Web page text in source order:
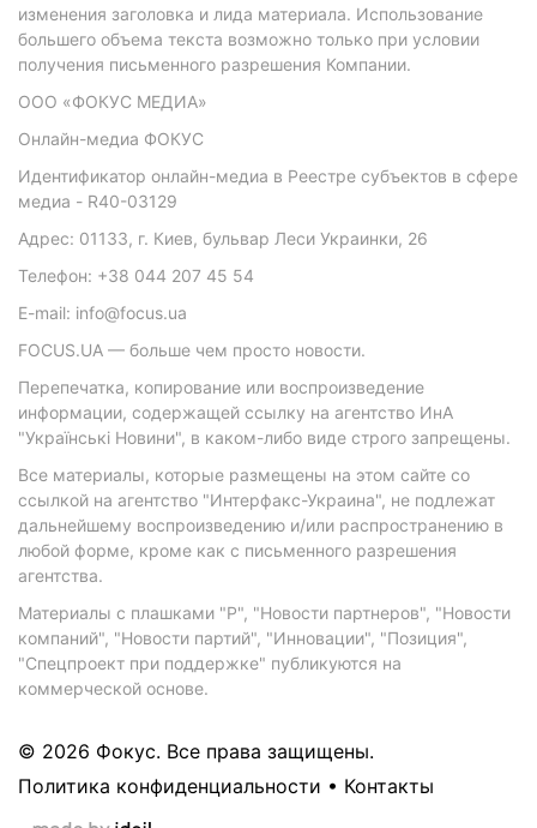
изменения заголовка и лида материала. Использование
большего объема текста возможно только при условии
получения письменного разрешения Компании.
ООО «ФОКУС МЕДИА»
Онлайн-медиа ФОКУС
Идентификатор онлайн-медиа в Реестре субъектов в сфере
медиа - R40-03129
Адрес: 01133, г. Киев, бульвар Леси Украинки, 26
Телефон: +38 044 207 45 54
E-mail: info@focus.ua
FOCUS.UA — больше чем просто новости.
Перепечатка, копирование или воспроизведение
информации, содержащей ссылку на агентство ИнА
"Українські Новини", в каком-либо виде строго запрещены.
Все материалы, которые размещены на этом сайте со
ссылкой на агентство "Интерфакс-Украина", не подлежат
дальнейшему воспроизведению и/или распространению в
любой форме, кроме как с письменного разрешения
агентства.
Материалы с плашками "Р", "Новости партнеров", "Новости
компаний", "Новости партий", "Инновации", "Позиция",
"Спецпроект при поддержке" публикуются на
коммерческой основе.
© 2026 Фокус. Все права защищены.
Политика конфиденциальности • Контакты